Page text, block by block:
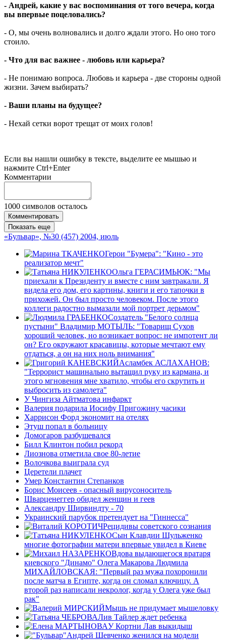
- Андрей, какие у вас воспоминания от того вечера, когда
вы впервые поцеловались?
- О, мы очень волновались и долго ждали этого. Но оно того
стоило.
- Что для вас важнее - любовь или карьера?
- Не понимаю вопроса. Любовь и карьера - две стороны одной
жизни. Зачем выбирать?
- Ваши планы на будущее?
- Нехай сетки ворот трещат от моих голов!
Если вы нашли ошибку в тексте, выделите ее мышью и
нажмите Ctrl+Enter
Комментарии
1000 символов осталось
Комментировать
Показать еще
«Бульвар», №30 (457) 2004, июль
Герои "Бумера": "Кино - это
реализатор мечт"
Ольга ГЕРАСИМЬЮК: "Мы
приехали к Президенту и вместе с ним завтракали. Я
видела его дом, его картины, книги и его тапочки в
прихожей. Он был просто человеком. После этого
коллеги радостно вымазали мой портрет дерьмом"
Создатель "Белого солнца
пустыни" Владимир МОТЫЛЬ: "Товарищ Сухов
хороший человек, но возникает вопрос: не импотент ли
он? Его окружают красавицы, которые мечтают ему
отдаться, а он на них ноль внимания"
Асламбек АСЛАХАНОВ:
"Террорист машинально вытащил руку из кармана, и
этого мгновения мне хватило, чтобы его скрутить и
выбросить из самолета"
У Чингиза Айтматова инфаркт
Валерия подарила Иосифу Пригожину часики
Харрисон Форд экономит на отелях
Этуш попал в больницу
Домогаров разбушевался
Билл Клинтон побил рекорд
Лиознова отметила свое 80-летие
Волочкова выиграла суд
Церетели плачет
Умер Константин Степанков
Борис Моисеев - опасный вирусоноситель
Шварценеггер обидел женщин и геев
Александру Ширвиндту - 70
Украинский парубок претендует на "Гиннесса"
Рецидивы советского сознания
Сын Клавдии Шульженко
многие фотографии матери впервые увидел в Киеве
Вдова выдающегося вратаря
киевского "Динамо" Олега Макарова Людмила
МИХАЙЛОВСКАЯ: "Первый раз мужа похоронили
после матча в Египте, когда он сломал ключицу. А
второй раз написали некролог, когда у Олега уже был
рак"
Мышь не придумает мышеловку
Лив Тайлер ждет ребенка
У Кортни Лав выкидыш
Андрей Шевченко женился на модели